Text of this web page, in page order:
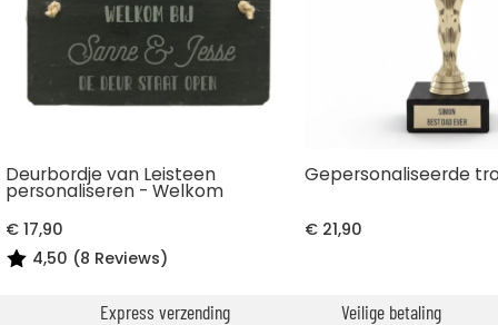
Deurbordje van Leisteen
personaliseren - Welkom
€ 17,90
4,50 (8 Reviews)
Gepersonaliseerde
€ 21,90
Express verzending Veilige betaling